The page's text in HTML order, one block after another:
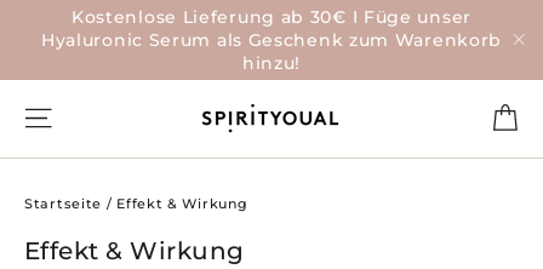
Inhalt
Kostenlose Lieferung ab 30€ I Füge unser
Hyaluronic Serum als Geschenk zum Warenkorb
hinzu!
Startseite / Effekt & Wirkung
Effekt & Wirkung